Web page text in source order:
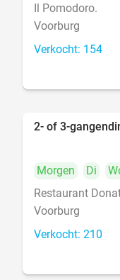
Il Pomodoro.
Voorburg
Verkocht: 154
2- of 3-
Morgen Di
Restaurant
Voorburg
Verkocht: 210